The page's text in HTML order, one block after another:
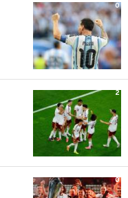
0
2
0